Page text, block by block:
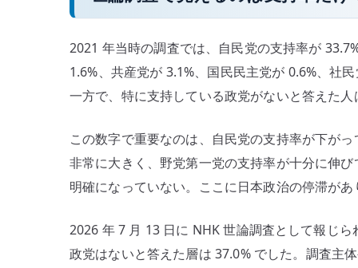
2021 年当時の調査では、自民党の支持率が
1.6%、共産党が 3.1%、国民民主党が 0.6%、社
一方で、特に支持している政党がないと答えた
この数字で重要なのは、自民党の支持率が下が
非常に大きく、野党第一党の支持率が十分に伸
明確になっていない。ここに日本政治の停滞があ
2026 年 7 月 13 日に NHK 世論調査として報じ
政党はないと答えた層は 37.0% でした。調査主